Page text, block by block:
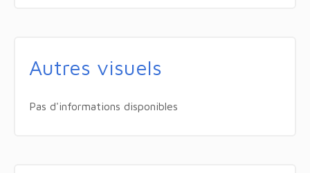
Autres visuels
Pas d'informations disponibles